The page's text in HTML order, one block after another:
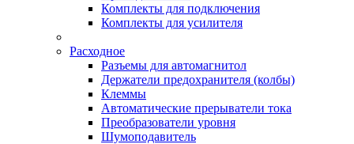
Комплекты для подключения
Комплекты для усилителя
Расходное
Разъемы для автомагнитол
Держатели предохранителя (колбы)
Клеммы
Автоматические прерыватели тока
Преобразователи уровня
Шумоподавитель